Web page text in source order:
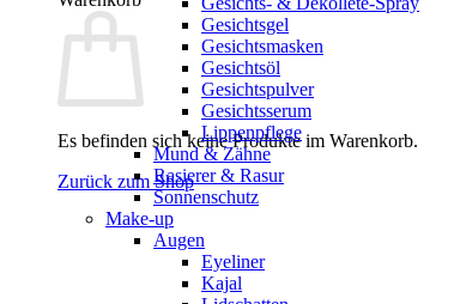
Es befinden sich keine Produkte im Warenkorb.
Zurück zum Shop
Gesichtsgel
Gesichtsmasken
Gesichtsöl
Gesichtspulver
Gesichtsserum
Lippenpflege
Mund & Zähne
Rasierer & Rasur
Sonnenschutz
Make-up
Augen
Eyeliner
Kajal